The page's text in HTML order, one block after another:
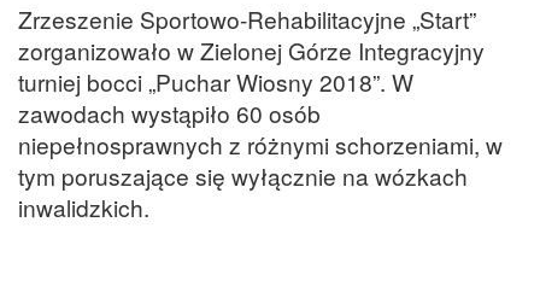
Zrzeszenie Sportowo-Rehabilitacyjne „Start”
zorganizowało w Zielonej Górze Integracyjny
turniej bocci „Puchar Wiosny 2018”. W
zawodach wystąpiło 60 osób
niepełnosprawnych z różnymi schorzeniami, w
tym poruszające się wyłącznie na wózkach
inwalidzkich.